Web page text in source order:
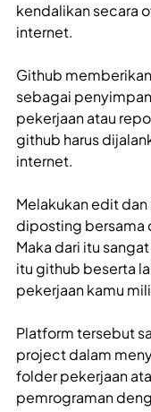
kendalikan secara
internet.
Github
sebagai
pekerjaan atau
github harus
internet.
Melakukan edit
diposting bersama
Maka dari itu
itu github beserta
pekerjaan kamu
Platform tersebut
project dalam
folder pekerjaan
pemrograman